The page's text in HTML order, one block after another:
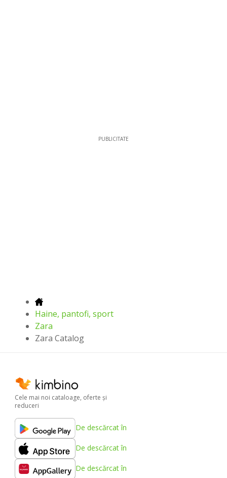
PUBLICITATE
Haine, pantofi, sport
Zara
Zara Catalog
Cele mai noi cataloage, oferte şi
reduceri
De descărcat în
De descărcat în
De descărcat în